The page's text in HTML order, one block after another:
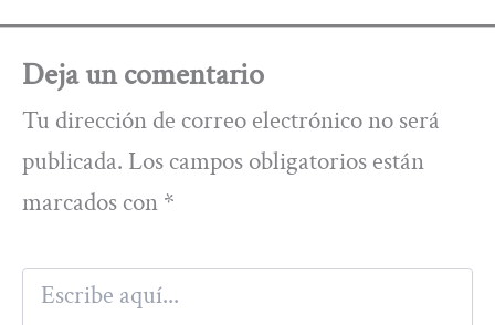
Deja un comentario
Tu dirección de correo electrónico no será
publicada. Los campos obligatorios están
marcados con *
Escribe
aquí...